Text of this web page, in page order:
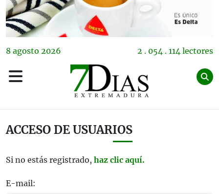
8 agosto 2026 2 . 054 . 114 lectores
ACCESO DE USUARIOS
Si no estás registrado, haz clic aquí.
E-mail: